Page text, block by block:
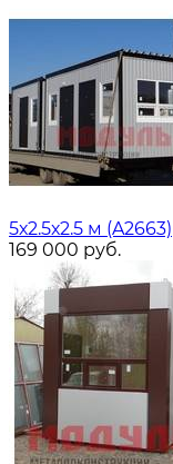
5х2.5х2.5 м (A2663)
169 000 руб.